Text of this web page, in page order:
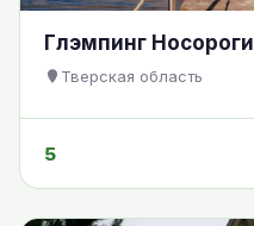
Глэмпинг Носороги
Тверская область
5